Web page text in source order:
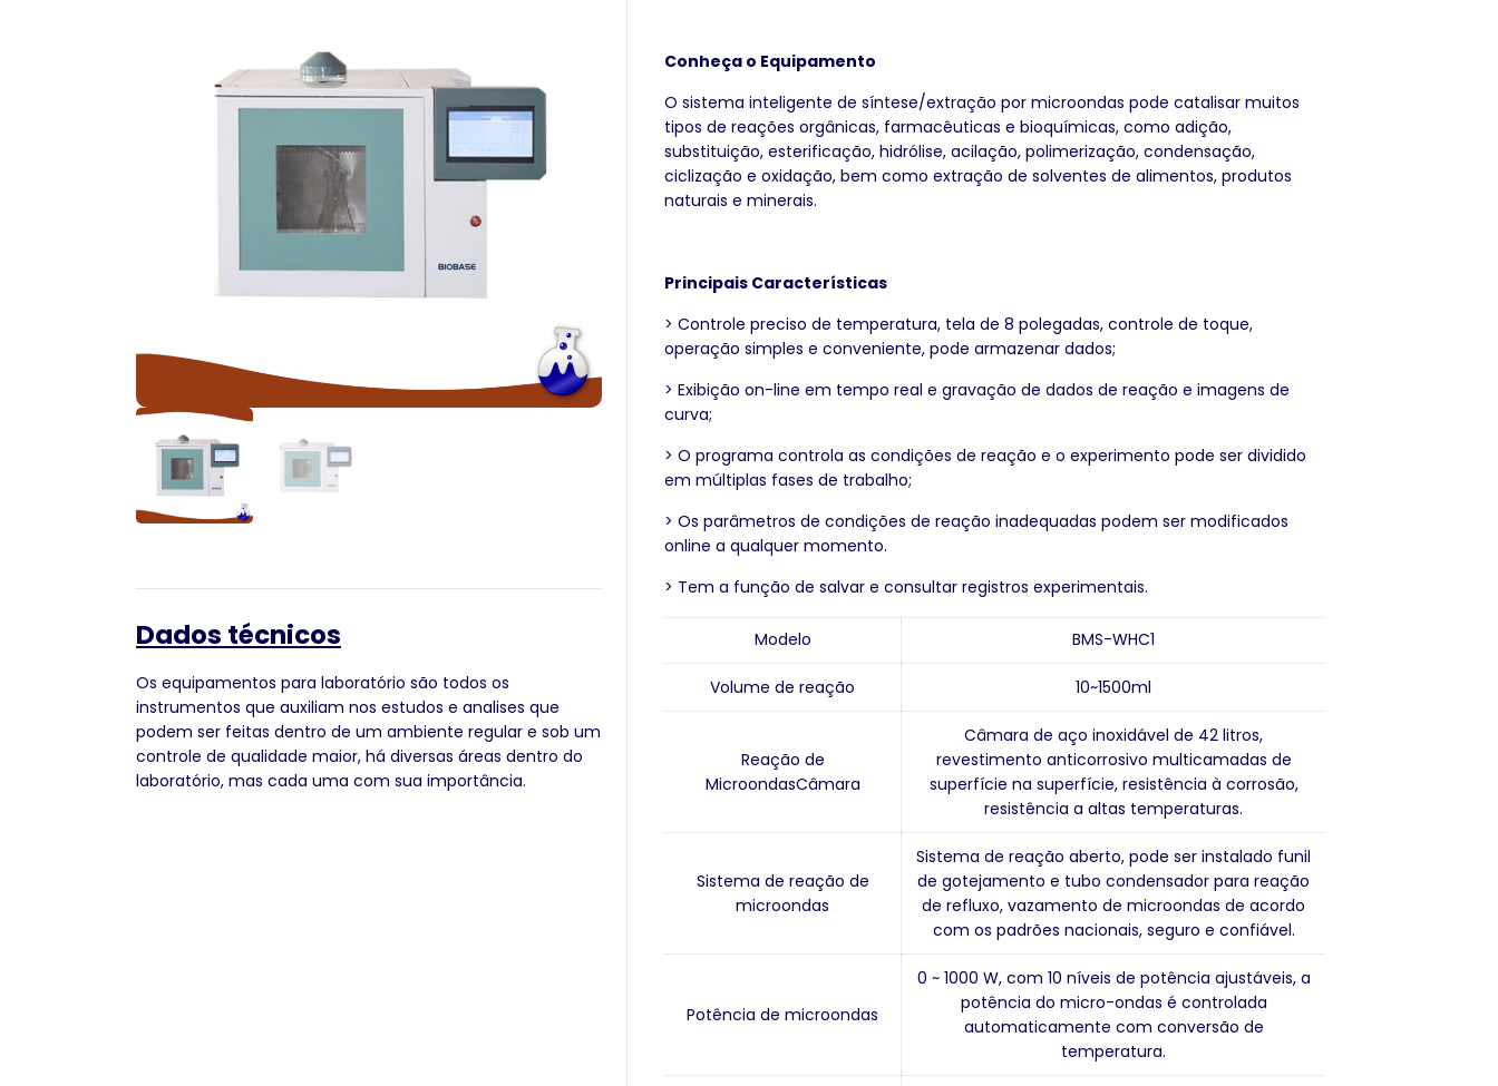
Dados técnicos
Os equipamentos para laboratório são todos os
instrumentos que auxiliam nos estudos e analises que
podem ser feitas dentro de um ambiente regular e sob um
controle de qualidade maior, há diversas áreas dentro do
laboratório, mas cada uma com sua importância.
Conheça o Equipamento
O sistema inteligente de síntese/extração por microondas pode catalisar muitos
tipos de reações orgânicas, farmacêuticas e bioquímicas, como adição,
substituição, esterificação, hidrólise, acilação, polimerização, condensação,
ciclização e oxidação, bem como extração de solventes de alimentos, produtos
naturais e minerais.
Principais Características
> Controle preciso de temperatura, tela de 8 polegadas, controle de toque,
operação simples e conveniente, pode armazenar dados;
> Exibição on-line em tempo real e gravação de dados de reação e imagens de
curva;
> O programa controla as condições de reação e o experimento pode ser dividido
em múltiplas fases de trabalho;
> Os parâmetros de condições de reação inadequadas podem ser modificados
online a qualquer momento.
> Tem a função de salvar e consultar registros experimentais.
Modelo BMS-WHC1
Volume de reação 10~1500ml
Reação de
MicroondasCâmara
Câmara de aço inoxidável de 42 litros,
revestimento anticorrosivo multicamadas de
superfície na superfície, resistência à corrosão,
resistência a altas temperaturas.
Sistema de reação de
microondas
Sistema de reação aberto, pode ser instalado funil
de gotejamento e tubo condensador para reação
de refluxo, vazamento de microondas de acordo
com os padrões nacionais, seguro e confiável.
Potência de microondas
0 ~ 1000 W, com 10 níveis de potência ajustáveis, a
potência do micro-ondas é controlada
automaticamente com conversão de
temperatura.